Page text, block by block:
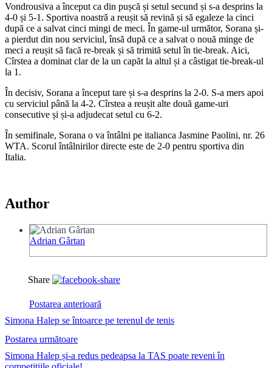
Vondrousiva a început ca din pușcă și setul secund și s-a desprins la
4-0 și 5-1. Sportiva noastră a reușit să revină și să egaleze la cinci
după ce a salvat cinci mingi de meci. În game-ul următor, Sorana și-
a pierdut din nou serviciul, însă după ce a salvat o nouă minge de
meci a reușit să facă re-break și să trimită setul în tie-break. Aici,
Cîrstea a dominat clar de la un capăt la altul și a câstigat tie-break-ul
la 1.
În decisiv, Sorana a început tare și s-a desprins la 2-0. S-a mers apoi
cu serviciul până la 4-2. Cîrstea a reușit alte două game-uri
consecutive și și-a adjudecat setul cu 6-2.
În semifinale, Sorana o va întâlni pe italianca Jasmine Paolini, nr. 26
WTA. Scorul întâlnirilor directe este de 2-0 pentru sportiva din
Italia.
Author
Adrian Gârtan
Share
Postarea anterioară
Simona Halep se întoarce pe terenul de tenis
Postarea următoare
Simona Halep și-a redus pedeapsa la TAS poate reveni în